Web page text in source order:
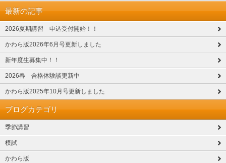
最新の記事
2026夏期講習 申込受付開始！！
かわら版2026年6月号更新しました
新年度生募集中！！
2026春 合格体験談更新中
かわら版2025年10月号更新しました
ブログカテゴリ
季節講習
模試
かわら版